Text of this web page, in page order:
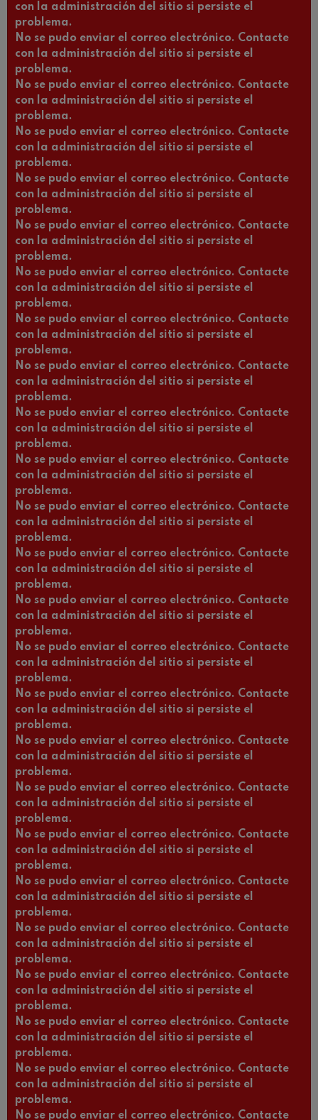
con la administración del sitio si persiste el
problema.
No se pudo enviar el correo electrónico. Contacte
con la administración del sitio si persiste el
problema.
No se pudo enviar el correo electrónico. Contacte
con la administración del sitio si persiste el
problema.
No se pudo enviar el correo electrónico. Contacte
con la administración del sitio si persiste el
problema.
No se pudo enviar el correo electrónico. Contacte
con la administración del sitio si persiste el
problema.
No se pudo enviar el correo electrónico. Contacte
con la administración del sitio si persiste el
problema.
No se pudo enviar el correo electrónico. Contacte
con la administración del sitio si persiste el
problema.
No se pudo enviar el correo electrónico. Contacte
con la administración del sitio si persiste el
problema.
No se pudo enviar el correo electrónico. Contacte
con la administración del sitio si persiste el
problema.
No se pudo enviar el correo electrónico. Contacte
con la administración del sitio si persiste el
problema.
No se pudo enviar el correo electrónico. Contacte
con la administración del sitio si persiste el
problema.
No se pudo enviar el correo electrónico. Contacte
con la administración del sitio si persiste el
problema.
No se pudo enviar el correo electrónico. Contacte
con la administración del sitio si persiste el
problema.
No se pudo enviar el correo electrónico. Contacte
con la administración del sitio si persiste el
problema.
No se pudo enviar el correo electrónico. Contacte
con la administración del sitio si persiste el
problema.
No se pudo enviar el correo electrónico. Contacte
con la administración del sitio si persiste el
problema.
No se pudo enviar el correo electrónico. Contacte
con la administración del sitio si persiste el
problema.
No se pudo enviar el correo electrónico. Contacte
con la administración del sitio si persiste el
problema.
No se pudo enviar el correo electrónico. Contacte
con la administración del sitio si persiste el
problema.
No se pudo enviar el correo electrónico. Contacte
con la administración del sitio si persiste el
problema.
No se pudo enviar el correo electrónico. Contacte
con la administración del sitio si persiste el
problema.
No se pudo enviar el correo electrónico. Contacte
con la administración del sitio si persiste el
problema.
No se pudo enviar el correo electrónico. Contacte
con la administración del sitio si persiste el
problema.
No se pudo enviar el correo electrónico. Contacte
con la administración del sitio si persiste el
problema.
No se pudo enviar el correo electrónico. Contacte